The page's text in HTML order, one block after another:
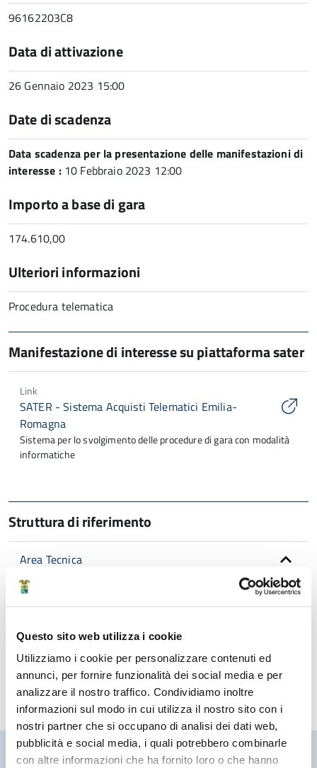
Questo sito web utilizza i cookie
Utilizziamo i cookie per personalizzare contenuti ed
annunci, per fornire funzionalità dei social media e per
analizzare il nostro traffico. Condividiamo inoltre
informazioni sul modo in cui utilizza il nostro sito con i
nostri partner che si occupano di analisi dei dati web,
pubblicità e social media, i quali potrebbero combinarle
con altre informazioni che ha fornito loro o che hanno
96162203C8
Data di attivazione
26 Gennaio 2023 15:00
Date di scadenza
Data scadenza per la presentazione delle manifestazioni di
interesse : 10 Febbraio 2023 12:00
Importo a base di gara
174.610,00
Ulteriori informazioni
Procedura telematica
Manifestazione di interesse su piattaforma sater
Link
SATER - Sistema Acquisti Telematici Emilia-
Romagna
Sistema per lo svolgimento delle procedure di gara con modalità
informatiche
Struttura di riferimento
Area Tecnica
Amministrativo Lavori Pubblici
Servizio Edilizia
Edilizia
Pubblicato: 26 Gennaio 2023 — Ultima modifica: 10 Marzo 2023